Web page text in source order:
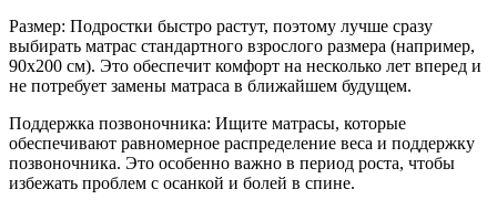
Размер: Подростки быстро растут, поэтому лучше сразу
выбирать матрас стандартного взрослого размера (например,
90x200 см). Это обеспечит комфорт на несколько лет вперед и
не потребует замены матраса в ближайшем будущем.
Поддержка позвоночника: Ищите матрасы, которые
обеспечивают равномерное распределение веса и поддержку
позвоночника. Это особенно важно в период роста, чтобы
избежать проблем с осанкой и болей в спине.